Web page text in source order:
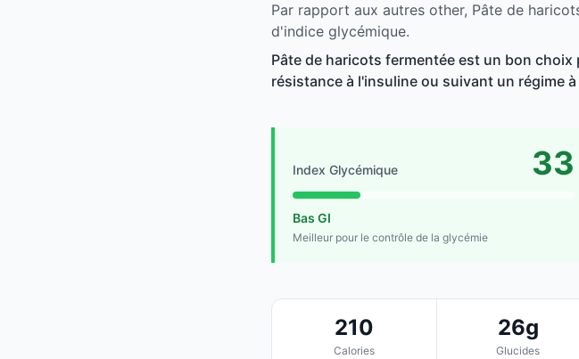
Par rapport aux autres other, Pâte de
d'indice glycémique.
Pâte de haricots fermentée est un bon
résistance à l'insuline ou suivant un régime à
Index Glycémique 33
Bas GI
Meilleur pour le contrôle de la glycémie
210
Calories
26g
Glucides